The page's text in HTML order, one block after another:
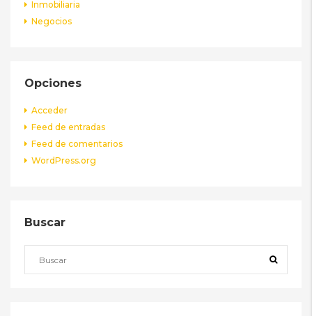
Inmobiliaria
Negocios
Opciones
Acceder
Feed de entradas
Feed de comentarios
WordPress.org
Buscar